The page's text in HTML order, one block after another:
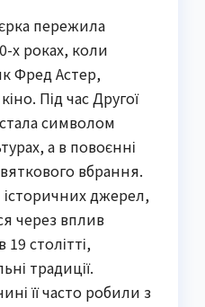
пережила
х роках, коли
Фред Астер,
Під час Другої
символом
а в повоєнні
вбрання.
історичних джерел,
через вплив
столітті,
традиції.
її часто робили з